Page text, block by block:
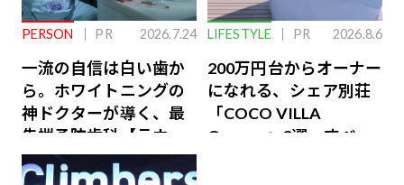
PERSON PR 2026.7.24
一流の自信は白い歯か
ら。ホワイトニングの
神ドクターが導く、最
先端予防歯科【ラウン
ジ会員特典あり】
LIFESTYLE PR 2026.8.6
200万円台からオーナー
になれる、シェア別荘
「COCO VILLA
Owners」3選。すべて